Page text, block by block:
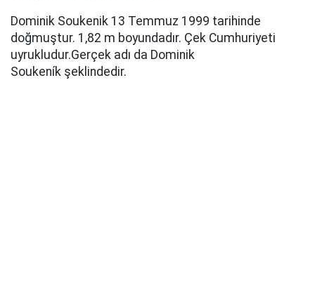
Dominik Soukenik 13 Temmuz 1999 tarihinde
doğmuştur. 1,82 m boyundadır. Çek Cumhuriyeti
uyrukludur.Gerçek adı da Dominik
Soukeník şeklindedir.